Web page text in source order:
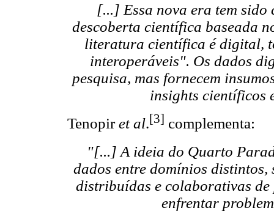
[...] Essa nova era tem
descoberta científica baseada
literatura científica é digital,
interoperáveis". Os dados
pesquisa, mas fornecem
insights científicos
Tenopiret al.[3] complementa:
"[...] A ideia do Quarto
dados entre domínios
distribuídas e colaborativas
enfrentar